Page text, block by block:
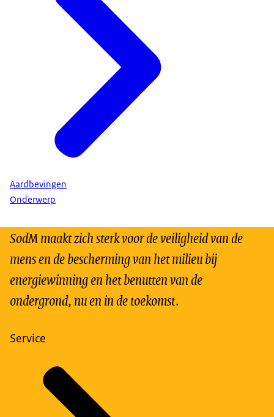
Aardbevingen
Onderwerp
SodM maakt zich sterk voor de veiligheid van de
mens en de bescherming van het milieu bij
energiewinning en het benutten van de
ondergrond, nu en in de toekomst.
Service